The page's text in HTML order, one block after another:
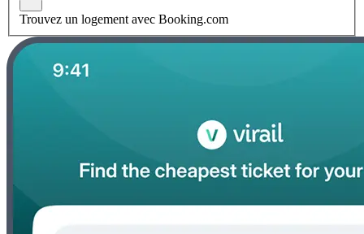
Trouvez un logement avec Booking.com